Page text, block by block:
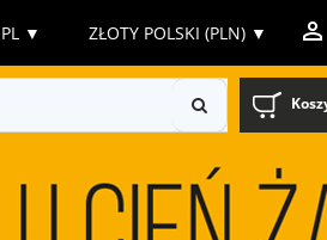
ZŁOTY POLSKI (PLN) ▼
PL ▼